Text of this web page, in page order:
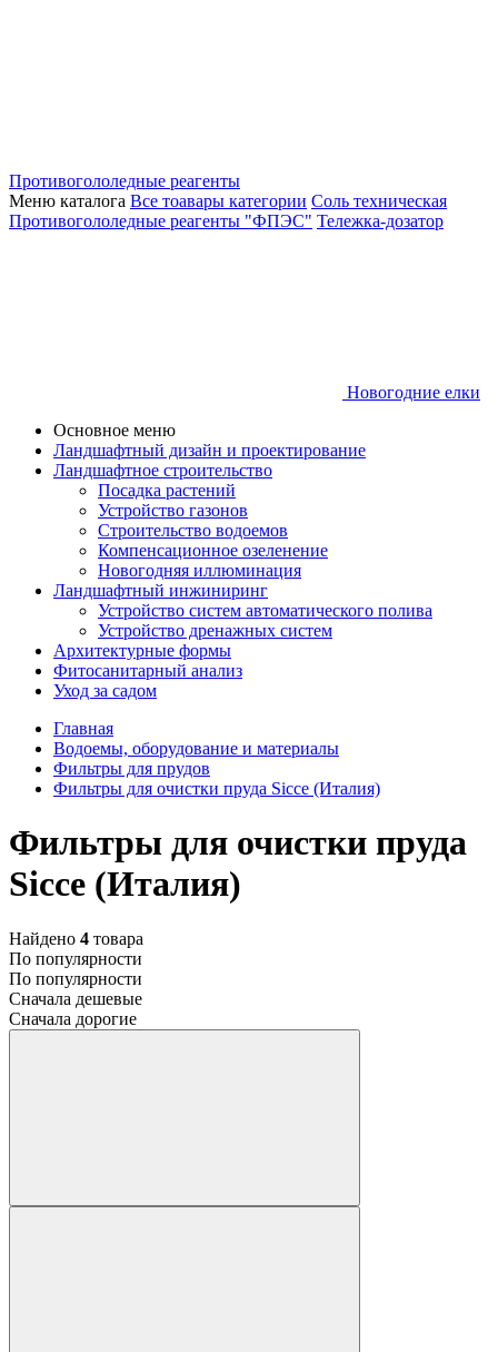
Противогололедные реагенты
Меню каталога Все тоавары категории Соль техническая
Противогололедные реагенты "ФПЭС" Тележка-дозатор
Новогодние елки
Основное меню
Ландшафтный дизайн и проектирование
Ландшафтное строительство
Посадка растений
Устройство газонов
Строительство водоемов
Компенсационное озеленение
Новогодняя иллюминация
Ландшафтный инжиниринг
Устройство систем автоматического полива
Устройство дренажных систем
Aрхитектурные формы
Фитосанитарный анализ
Уход за садом
Главная
Водоемы, оборудование и материалы
Фильтры для прудов
Фильтры для очистки пруда Sicce (Италия)
Фильтры для очистки пруда
Sicce (Италия)
Найдено 4 товара
По популярности
По популярности
Сначала дешевые
Сначала дорогие